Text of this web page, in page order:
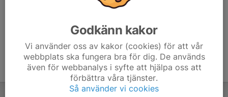
Godkänn kakor
Vi använder oss av kakor (cookies) för att vår
webbplats ska fungera bra för dig. De används
även för webbanalys i syfte att hjälpa oss att
förbättra våra tjänster.
Så använder vi cookies